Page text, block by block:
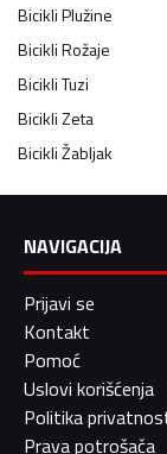
BicikliPlužine
BicikliRožaje
BicikliTuzi
BicikliZeta
BicikliŽabljak
NAVIGACIJA
Prijavi se
Kontakt
Pomoć
Uslovi korišćenja
Politika
Prava potrošača